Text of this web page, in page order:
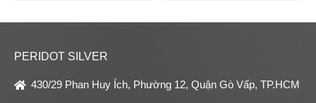
PERIDOT SILVER
430/29 Phan Huy Ích, Phường 12, Quận Gò Vấp, TP.HCM